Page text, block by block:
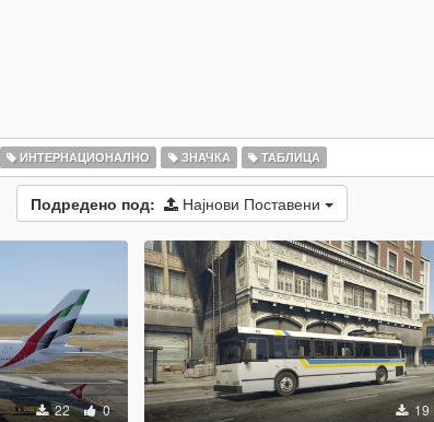
ИНТЕРНАЦИОНАЛНО ЗНАЧКА ТАБЛИЦА
Подредено под: Најнови Поставени
22 0 19